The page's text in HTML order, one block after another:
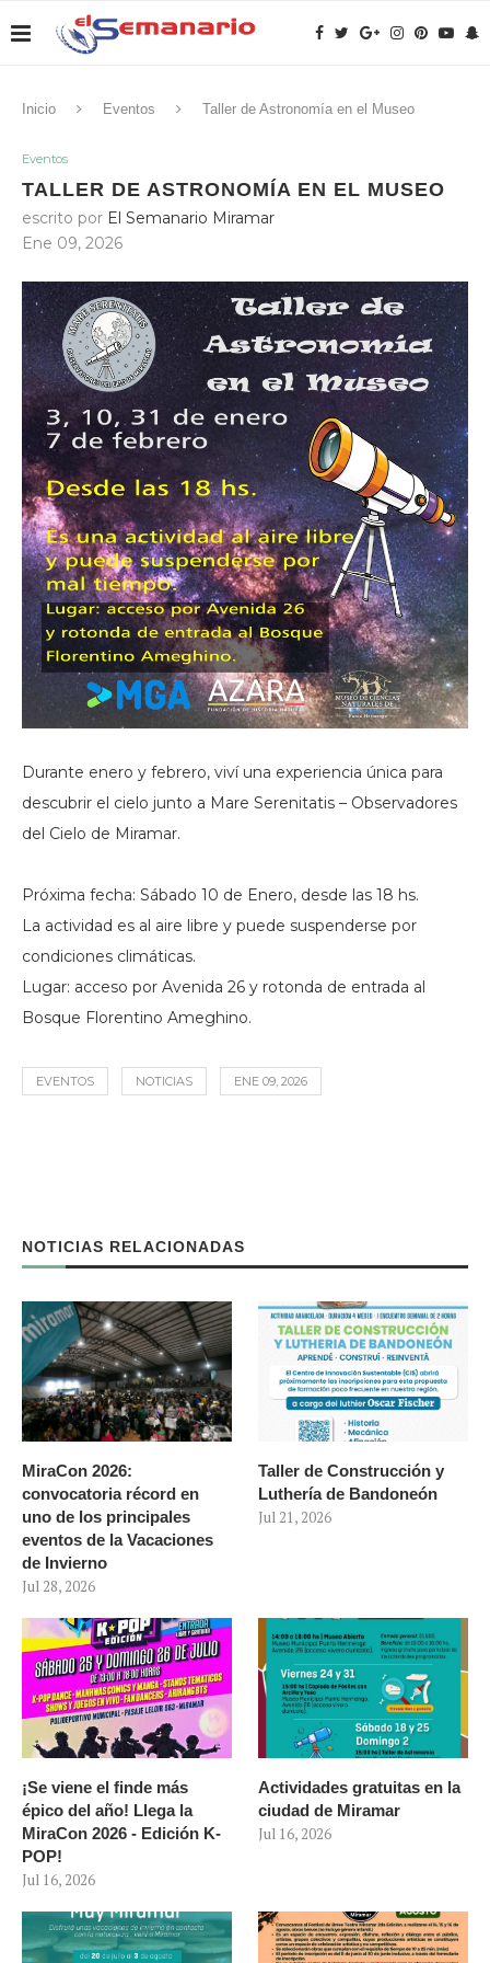
Inicio Eventos Taller de Astronomía en el Museo
Eventos
TALLER DE ASTRONOMÍA EN EL MUSEO
escrito por El Semanario Miramar
Ene 09, 2026
Durante enero y febrero, viví una experiencia única para
descubrir el cielo junto a Mare Serenitatis – Observadores
del Cielo de Miramar.
Próxima fecha: Sábado 10 de Enero, desde las 18 hs.
La actividad es al aire libre y puede suspenderse por
condiciones climáticas.
Lugar: acceso por Avenida 26 y rotonda de entrada al
Bosque Florentino Ameghino.
EVENTOS NOTICIAS ENE 09, 2026
NOTICIAS RELACIONADAS
MiraCon 2026:
convocatoria récord en
uno de los principales
eventos de la Vacaciones
de Invierno
Jul 28, 2026
Taller de Construcción y
Luthería de Bandoneón
Jul 21, 2026
¡Se viene el finde más
épico del año! Llega la
MiraCon 2026 - Edición K-
POP!
Jul 16, 2026
Actividades gratuitas en la
ciudad de Miramar
Jul 16, 2026